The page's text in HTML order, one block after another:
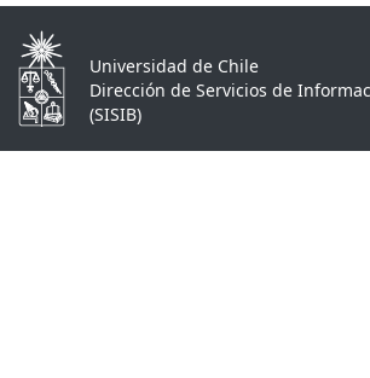
Universidad de Chile
Dirección de Servicios de
(SISIB)